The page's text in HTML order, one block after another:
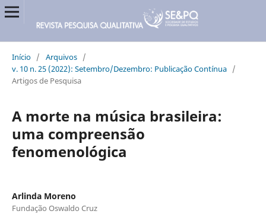
Início / Arquivos /
v. 10 n. 25 (2022): Setembro/Dezembro: Publicação Contínua /
Artigos de Pesquisa
A morte na música brasileira:
uma compreensão
fenomenológica
Arlinda Moreno
Fundação Oswaldo Cruz